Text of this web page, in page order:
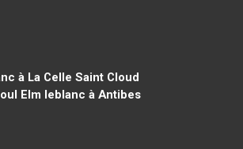
à La Celle Saint Cloud
Elm leblanc à Antibes